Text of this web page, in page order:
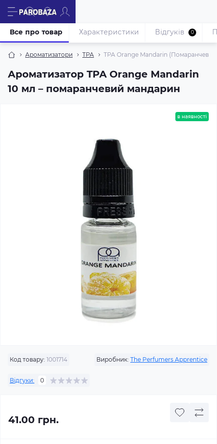
Ароматизатори TPA TPA Orange Mandarin
Ароматизатор TPA Orange Mandarin
10 мл – помаранчевий мандарин
Все про товар Характеристики Відгуків 0
в наявності
Код товару: 1001714 Виробник: The Perfumers Apprentice
Відгуки: 0
41.00 грн.